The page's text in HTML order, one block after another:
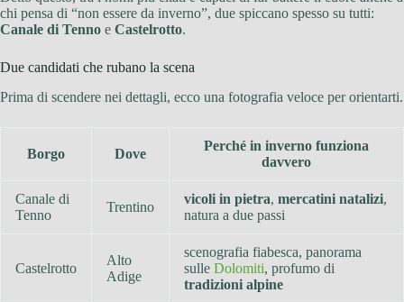
chi pensa di “non essere da inverno”, due spiccano spesso su tutti:
Canale di Tenno e Castelrotto.
Due candidati che rubano la scena
Prima di scendere nei dettagli, ecco una fotografia veloce per orientarti.
Borgo Dove
Perché in inverno funziona
davvero
Canale di
Tenno
Trentino
vicoli in pietra, mercatini natalizi,
natura a due passi
Castelrotto
Alto
Adige
scenografia fiabesca, panorama
sulle Dolomiti, profumo di
tradizioni alpine